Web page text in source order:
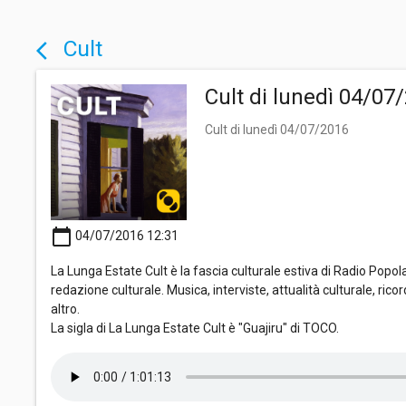
arrow_back_ios Cult
Cult di lunedì 04/
Cult di lunedì 04/07/2016
calendar_today 04/07/2016 12:31
La Lunga Estate Cult è la fascia culturale estiva di Radio
redazione culturale. Musica, interviste, attualità culturale,
altro.
La sigla di La Lunga Estate Cult è "Guajiru" di TOCO.